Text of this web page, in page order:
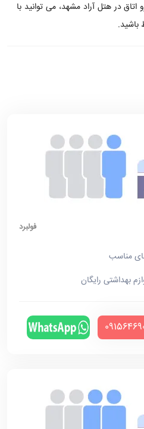
در هتل آراد مشهد، می توانید با
باشید.
فولبرد
مناسب
بهداشتی رایگان